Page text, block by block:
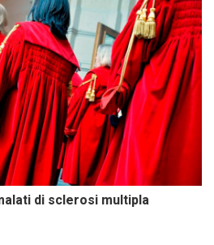
di sclerosi multipla